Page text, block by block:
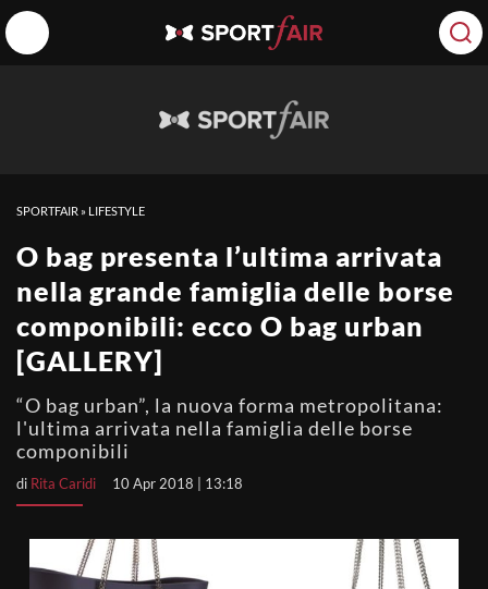
SPORTFAIR » LIFESTYLE
O bag presenta l’ultima arrivata
nella grande famiglia delle borse
componibili: ecco O bag urban
[GALLERY]
“O bag urban”, la nuova forma metropolitana:
l'ultima arrivata nella famiglia delle borse
componibili
di Rita Caridi 10 Apr 2018 | 13:18